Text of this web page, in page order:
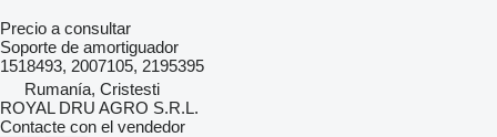
Precio a consultar
Soporte de amortiguador
1518493, 2007105, 2195395
Rumanía, Cristesti
ROYAL DRU AGRO S.R.L.
Contacte con el vendedor